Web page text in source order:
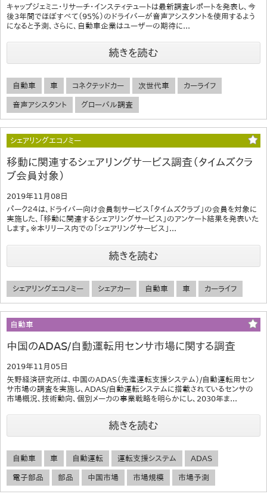
キャップジェミニ・リサーチ・インスティテュートは最新調査レポートを発表し、今
後3年間でほぼすべて（95％）のドライバーが音声アシスタントを使用するよう
になると予測、さらに、自動車企業はユーザーの期待に...
続きを読む
自動車 車 コネクテッドカー 次世代車 カーライフ
音声アシスタント グローバル調査
シェアリングエコノミー
移動に関連するシェアリングサービス調査（タイムズクラ
ブ会員対象）
2019年11月08日
パーク２４は、ドライバー向け会員制サービス「タイムズクラブ」の会員を対象に
実施した、「移動に関連するシェアリングサービス」のアンケート結果を発表いた
します。※本リリース内での「シェアリングサービス」...
続きを読む
シェアリングエコノミー シェアカー 自動車 車 カーライフ
自動車
中国のADAS/自動運転用センサ市場に関する調査
2019年11月05日
矢野経済研究所は、中国のADAS（先進運転支援システム）/自動運転用セン
サ市場の調査を実施し、ADAS/自動運転システムに搭載されているセンサの
市場概況、技術動向、個別メーカの事業戦略を明らかにし、2030年ま...
続きを読む
自動車 車 自動運転 運転支援システム ADAS
電子部品 部品 中国市場 市場規模 市場予測